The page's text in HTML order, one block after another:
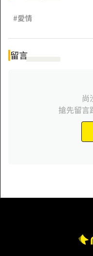
#愛情
留言
尚
搶先留言